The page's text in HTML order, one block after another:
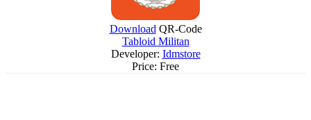
Download QR-Code
Tabloid Militan
Developer: Idmstore
Price: Free